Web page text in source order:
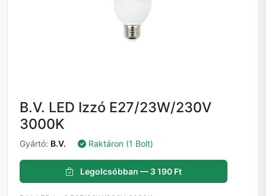
B.V. LED Izzó E27/23W/230V
3000K
Gyártó: B.V. Raktáron (1 Bolt)
Legolcsóbban — 3 190 Ft